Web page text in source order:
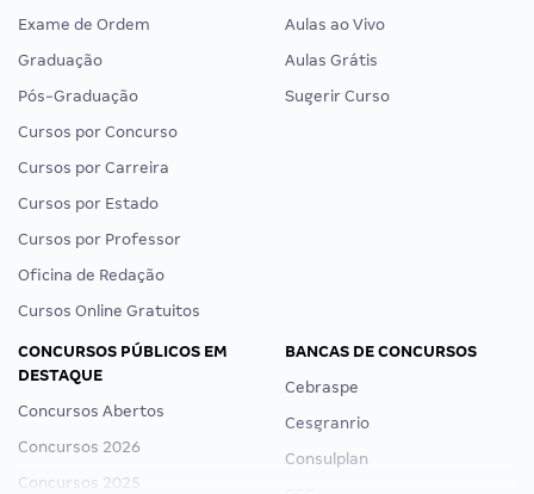
Exame de Ordem
Graduação
Pós-Graduação
Cursos por Concurso
Cursos por Carreira
Cursos por Estado
Cursos por Professor
Oficina de Redação
Cursos Online Gratuitos
Aulas ao Vivo
Aulas Grátis
Sugerir Curso
CONCURSOS PÚBLICOS EM
DESTAQUE
Concursos Abertos
Concursos 2026
Concursos 2025
BANCAS DE CONCURSOS
Cebraspe
Cesgranrio
Consulplan